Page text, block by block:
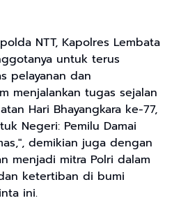
NTT, Kapolres Lembata
untuk terus
pelayanan dan
menjalankan tugas sejalan
Hari Bhayangkara ke-77,
Negeri: Pemilu Damai
demikian juga dengan
menjadi mitra Polri dalam
ketertiban di bumi
ini.